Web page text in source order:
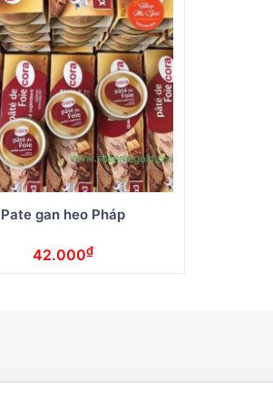
Pate gan heo Pháp
42.000₫